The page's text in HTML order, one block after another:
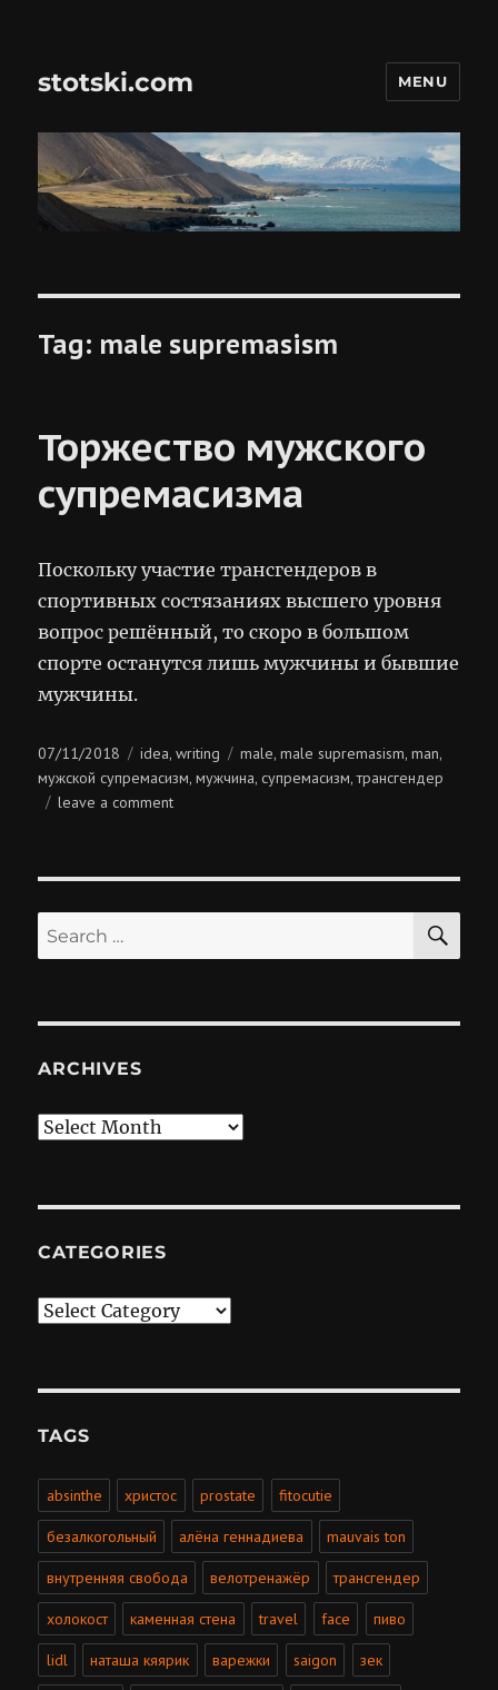
stotski.com MENU
Tag: male supremasism
Торжество мужского
супремасизма
Поскольку участие трансгендеров в
спортивных состязаниях высшего уровня
вопрос решённый, то скоро в большом
спорте останутся лишь мужчины и бывшие
мужчины.
Posted
on
07/11/2018 Categories
idea,writing Tags
male,male supremasism,man,
мужской супремасизм,мужчина,супремасизм,трансгендер
leave a commenton
супремасизма
Search
for:
ARCHIVES
Archives
CATEGORIES
Categories
TAGS
absinthe христос prostate fitocutie
безалкогольный алёна геннадиева mauvais ton
внутренняя свобода велотренажёр трансгендер
холокост каменная стена travel face пиво
lidl наташа кяярик варежки saigon зек